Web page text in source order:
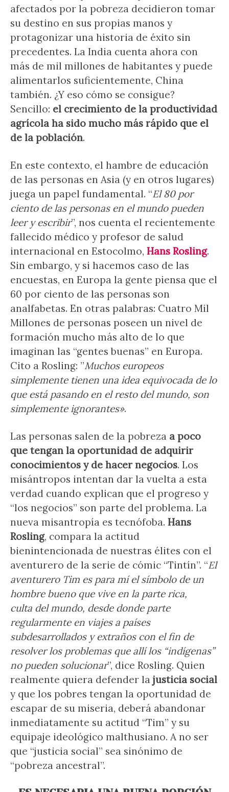
afectados por la pobreza decidieron tomar
su destino en sus propias manos y
protagonizar una historia de éxito sin
precedentes. La India cuenta ahora con
más de mil millones de habitantes y puede
alimentarlos suficientemente, China
también. ¿Y eso cómo se consigue?
Sencillo: el crecimiento de la productividad
agrícola ha sido mucho más rápido que el
de la población.
En este contexto, el hambre de educación
de las personas en Asia (y en otros lugares)
juega un papel fundamental. “El 80 por
ciento de las personas en el mundo pueden
leer y escribir”, nos cuenta el recientemente
fallecido médico y profesor de salud
internacional en Estocolmo, Hans Rosling.
Sin embargo, y si hacemos caso de las
encuestas, en Europa la gente piensa que el
60 por ciento de las personas son
analfabetas. En otras palabras: Cuatro Mil
Millones de personas poseen un nivel de
formación mucho más alto de lo que
imaginan las “gentes buenas” en Europa.
Cito a Rosling: ”Muchos europeos
simplemente tienen una idea equivocada de lo
que está pasando en el resto del mundo, son
simplemente ignorantes».
Las personas salen de la pobreza a poco
que tengan la oportunidad de adquirir
conocimientos y de hacer negocios. Los
misántropos intentan dar la vuelta a esta
verdad cuando explican que el progreso y
“los negocios” son parte del problema. La
nueva misantropía es tecnófoba. Hans
Rosling, compara la actitud
bienintencionada de nuestras élites con el
aventurero de la serie de cómic “Tintín”. “El
aventurero Tim es para mí el símbolo de un
hombre bueno que vive en la parte rica,
culta del mundo, desde donde parte
regularmente en viajes a países
subdesarrollados y extraños con el fin de
resolver los problemas que allí los “indígenas”
no pueden solucionar”, dice Rosling. Quien
realmente quiera defender la justicia social
y que los pobres tengan la oportunidad de
escapar de su miseria, deberá abandonar
inmediatamente su actitud “Tim” y su
equipaje ideológico malthusiano. A no ser
que “justicia social” sea sinónimo de
“pobreza ancestral”.